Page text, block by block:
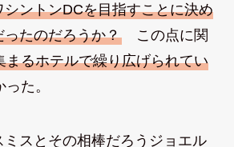
ントンDCを目指すことに決め
たのだろうか？この点に関
まるホテルで繰り広げられてい
た。
ミスとその相棒だろうジョエル